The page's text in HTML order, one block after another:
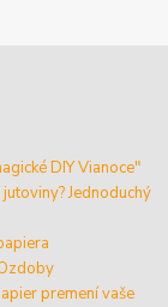
DIY Vianoce"
Jednoduchý
premení vaše